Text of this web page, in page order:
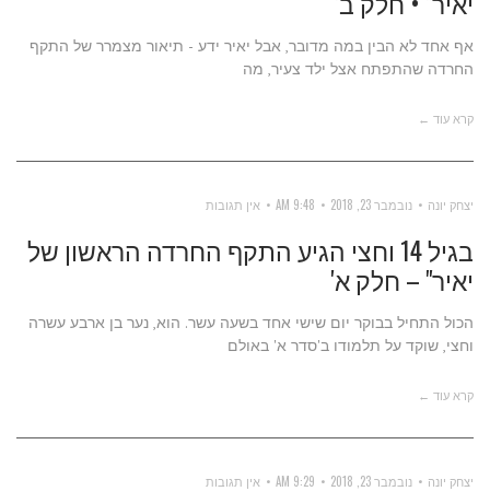
אף אחד לא הבין במה מדובר, אבל יאיר ידע - תיאור מצמרר של התקף
החרדה שהתפתח אצל ילד צעיר, מה
קרא עוד ←
יצחק יונה נובמבר 23, 2018 9:48 AM אין תגובות
בגיל 14 וחצי הגיע התקף החרדה הראשון של
יאיר" – חלק א'
הכול התחיל בבוקר יום שישי אחד בשעה עשר. הוא, נער בן ארבע עשרה
וחצי, שוקד על תלמודו ב'סדר א' באולם
קרא עוד ←
יצחק יונה נובמבר 23, 2018 9:29 AM אין תגובות